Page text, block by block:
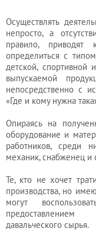
Осуществлять
непросто, а
правило,
определиться с
детской, спортивной
выпускаемой
непосредственно с
«Где и кому нужна
Опираясь на
оборудование и
работников, среди
механик, снабженец и
Те, кто не хочет
производства, но
могут
предоставлением
давальческого сырья.